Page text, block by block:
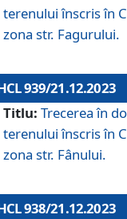
terenului înscris în
zona str. Fagurului.
939/21.12.2023
Titlu: Trecerea în
terenului înscris în
zona str. Fânului.
938/21.12.2023